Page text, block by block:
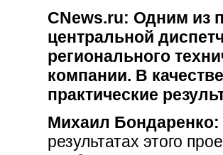
CNews.ru: Одним из
центральной
регионального
компании. В
практические
Михаил Бондаренко:
результатах этого